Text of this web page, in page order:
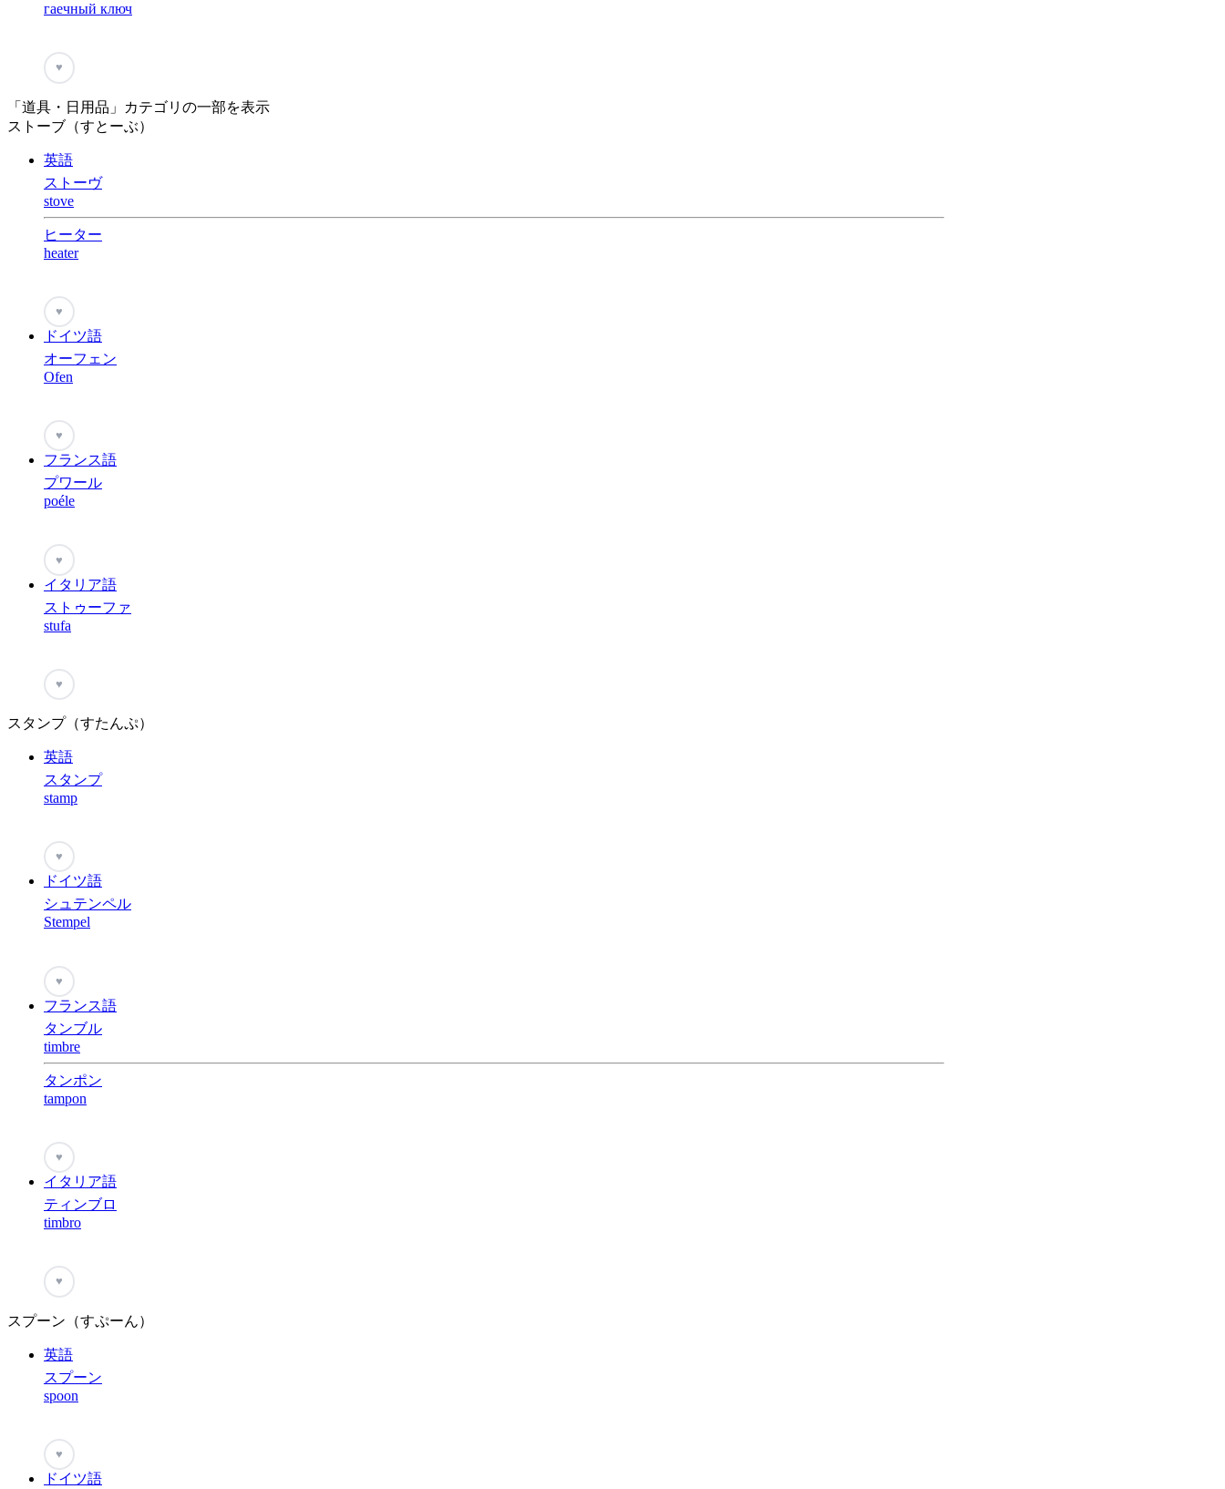
гаечный ключ
♥
「道具・日用品」カテゴリの一部を表示
ストーブ（すとーぶ）
英語
ストーヴ
stove
ヒーター
heater
♥
ドイツ語
オーフェン
Ofen
♥
フランス語
プワール
poéle
♥
イタリア語
ストゥーファ
stufa
♥
スタンプ（すたんぷ）
英語
スタンプ
stamp
♥
ドイツ語
シュテンペル
Stempel
♥
フランス語
タンブル
timbre
タンポン
tampon
♥
イタリア語
ティンブロ
timbro
♥
スプーン（すぷーん）
英語
スプーン
spoon
♥
ドイツ語